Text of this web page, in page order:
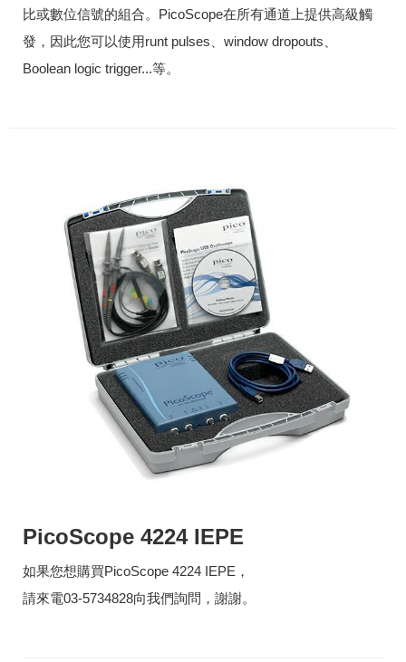
比或數位信號的組合。PicoScope在所有通道上提供高級觸
發，因此您可以使用runt pulses、window dropouts、
Boolean logic trigger...等。
PicoScope 4224 IEPE
如果您想購買PicoScope 4224 IEPE，
請來電03-5734828向我們詢問，謝謝。